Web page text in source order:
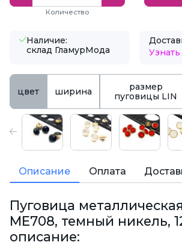
Количество
Наличие:
склад ГламурМода
цвет ширина
размер
пуговицы LIN
Описание Оплата
Пуговица
ME708, темный никель,
описание: